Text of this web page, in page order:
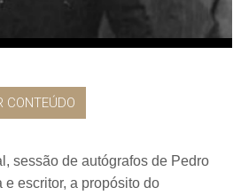
CONTEÚDO
sessão de autógrafos de Pedro
e escritor, a propósito do